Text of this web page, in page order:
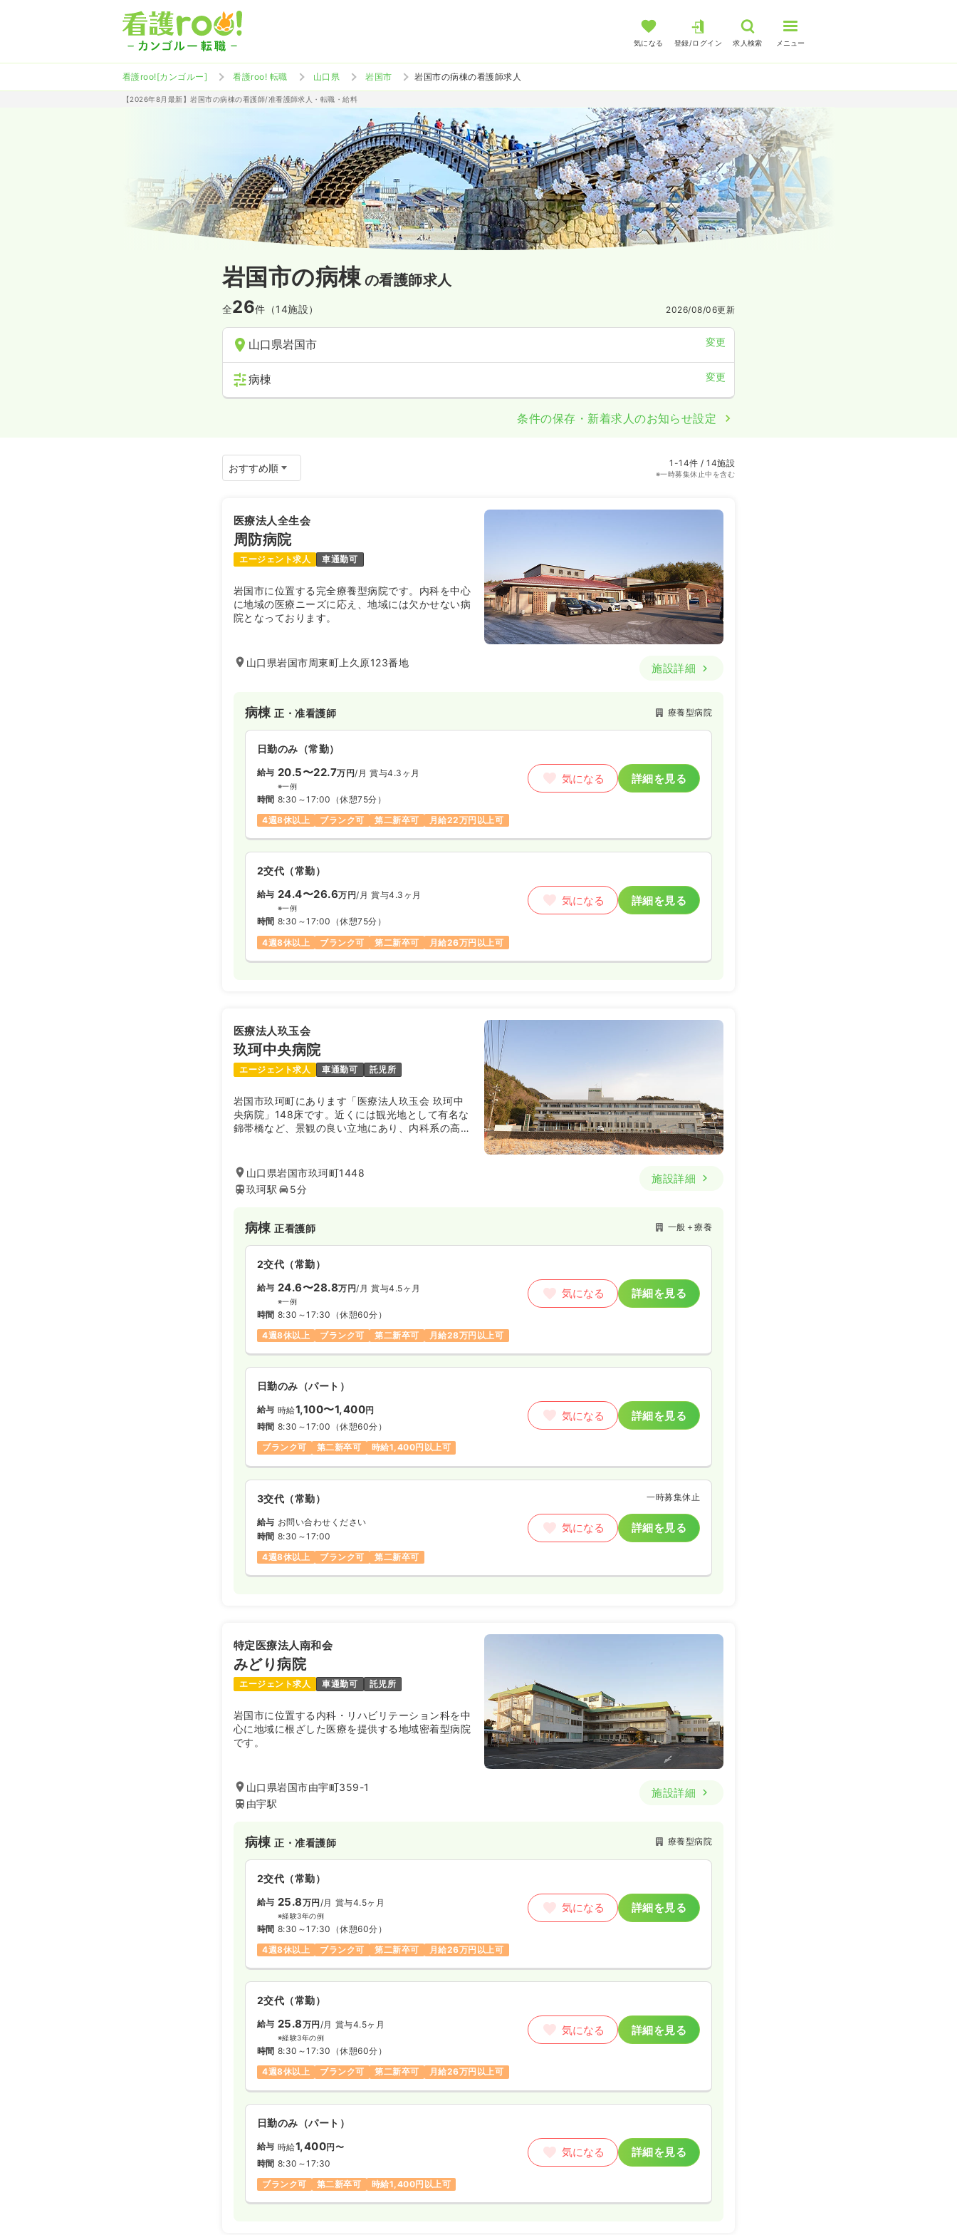
気になる 登録/ログイン 求人検索 メニュー
看護roo![カンゴルー] 看護roo! 転職 山口県 岩国市 岩国市の病棟の看護師求人
【2026年8月最新】岩国市の病棟の看護師/准看護師求人・転職・給料
岩国市の病棟の看護師求人
全26件（14施設） 2026/08/06更新
山口県岩国市 変更
病棟 変更
条件の保存・新着求人のお知らせ設定
1-14件 / 14施設
※一時募集休止中を含む
医療法人全生会
周防病院
エージェント求人 車通勤可
岩国市に位置する完全療養型病院です。内科を中心
に地域の医療ニーズに応え、地域には欠かせない病
院となっております。
山口県岩国市周東町上久原123番地 施設詳細
病棟正・准看護師 療養型病院
日勤のみ（常勤）
給与 20.5〜22.7万円/月 賞与4.3ヶ月
※一例
時間 8:30～17:00 （休憩75分）
4週8休以上
ブランク可 第二新卒可 月給22万円以上可
気になる 詳細を見る
2交代（常勤）
給与 24.4〜26.6万円/月 賞与4.3ヶ月
※一例
時間 8:30～17:00 （休憩75分）
4週8休以上
ブランク可 第二新卒可 月給26万円以上可
気になる 詳細を見る
医療法人玖玉会
玖珂中央病院
エージェント求人 車通勤可 託児所
岩国市玖珂町にあります「医療法人玖玉会 玖珂中
央病院」148床です。近くには観光地として有名な
錦帯橋など、景観の良い立地にあり、内科系の高齢
さんに対してサービスを提供しております。2017
年5月よりリハビリテーション設置基準が認めら
れ、リハビリを行うことが出来るようになりまし
病態に合わせたリハビリの提供にも力を入れていま
す。2025年4月より一部病棟を地域包括ケア病棟へ
転換し、より一層地域医療へ貢献できるよう取り組
んでおります。
山口県岩国市玖珂町1448
玖珂駅
5分
施設詳細
病棟正看護師 一般＋療養
2交代（常勤）
給与 24.6〜28.8万円/月 賞与4.5ヶ月
※一例
時間 8:30～17:30 （休憩60分）
4週8休以上
ブランク可 第二新卒可 月給28万円以上可
気になる 詳細を見る
日勤のみ（パート）
給与 時給1,100〜1,400円
時間 8:30～17:00 （休憩60分）
ブランク可
第二新卒可 時給1,400円以上可
気になる 詳細を見る
3交代（常勤） 一時募集休止
給与 お問い合わせください
時間 8:30～17:00
4週8休以上
ブランク可 第二新卒可
気になる 詳細を見る
特定医療法人南和会
みどり病院
エージェント求人 車通勤可 託児所
岩国市に位置する内科・リハビリテーション科を中
心に地域に根ざした医療を提供する地域密着型病院
です。
山口県岩国市由宇町359-1
由宇駅
施設詳細
病棟正・准看護師 療養型病院
2交代（常勤）
給与 25.8万円 /月 賞与4.5ヶ月
※経験3年の例
時間 8:30～17:30 （休憩60分）
4週8休以上
ブランク可 第二新卒可 月給26万円以上可
気になる 詳細を見る
2交代（常勤）
給与 25.8万円/月 賞与4.5ヶ月
※経験3年の例
時間 8:30～17:30 （休憩60分）
4週8休以上
ブランク可 第二新卒可 月給26万円以上可
気になる 詳細を見る
日勤のみ（パート）
給与 時給1,400円〜
時間 8:30～17:30
ブランク可
第二新卒可 時給1,400円以上可
気になる 詳細を見る